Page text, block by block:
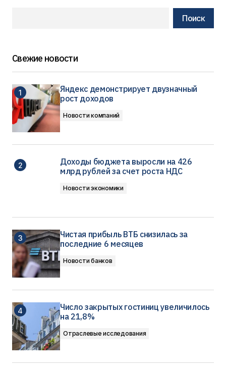
Поиск
Свежие новости
Яндекс демонстрирует двузначный
рост доходов
Новости компаний
Доходы бюджета выросли на 426
млрд рублей за счет роста НДС
Новости экономики
Чистая прибыль ВТБ снизилась за
последние 6 месяцев
Новости банков
Число закрытых гостиниц увеличилось
на 21,8%
Отраслевые исследования